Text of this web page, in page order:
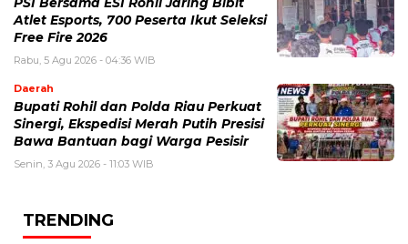
Atlet Esports, 700 Peserta Ikut Seleksi
Free Fire 2026
Rabu, 5 Agu 2026 - 04:36 WIB
Daerah
Bupati Rohil dan Polda Riau Perkuat
Sinergi, Ekspedisi Merah Putih Presisi
Bawa Bantuan bagi Warga Pesisir
Senin, 3 Agu 2026 - 11:03 WIB
TRENDING